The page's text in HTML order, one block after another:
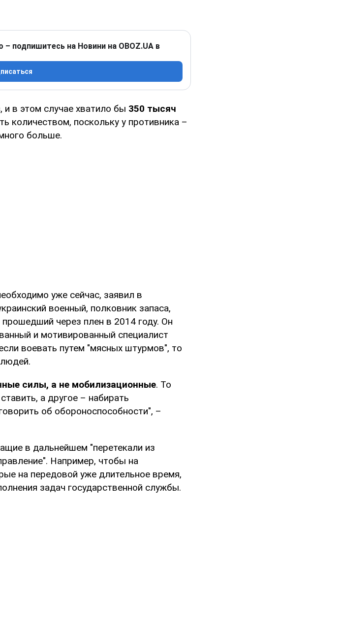
– подпишитесь на Новини на OBOZ.UA в
, и в этом случае хватило бы 350 тысяч
количеством, поскольку у противника –
больше.
уже сейчас, заявил в
военный, полковник запаса,
через плен в 2014 году. Он
и мотивированный специалист
воевать путем "мясных штурмов", то
силы, а не мобилизационные. То
а другое – набирать
об обороноспособности", –
в дальнейшем "перетекали из
Например, чтобы на
на передовой уже длительное время,
задач государственной службы.